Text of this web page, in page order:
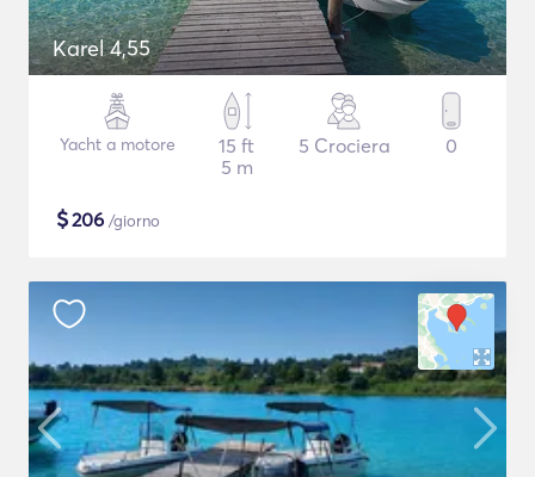
Karel 4,55
Yacht a motore
15 ft
5 m
5 Crociera 0
$206 /giorno